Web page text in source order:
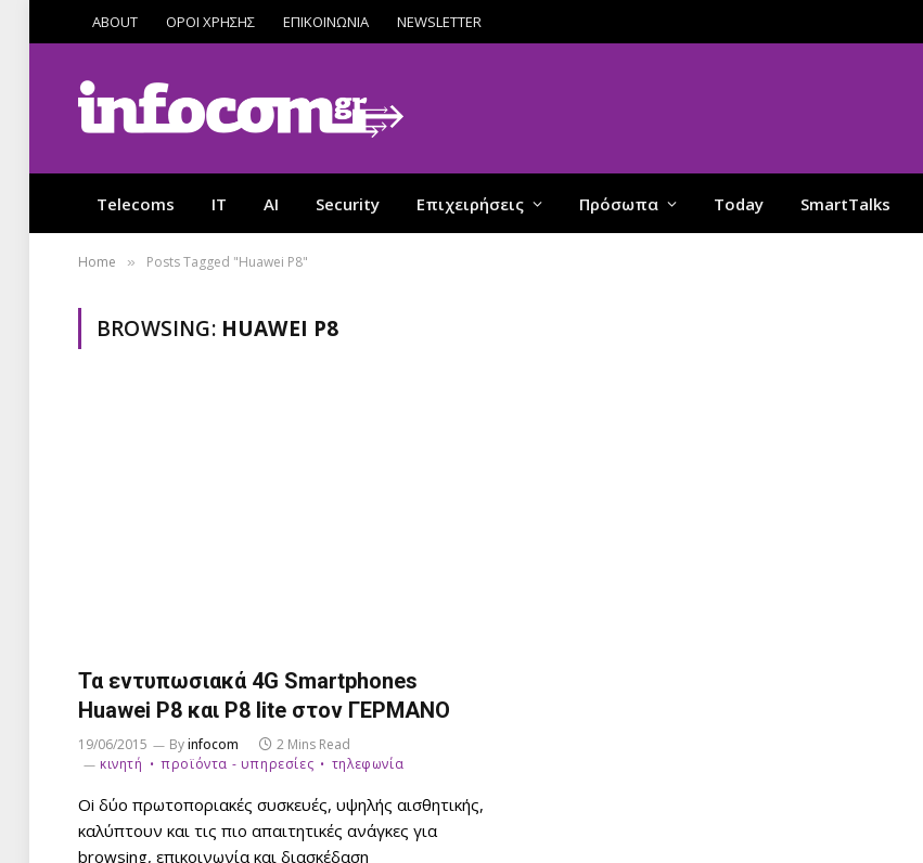
ABOUT ΟΡΟΙ ΧΡΗΣΗΣ ΕΠΙΚΟΙΝΩΝΙΑ NEWSLETTER
Telecoms IT AI Security Επιχειρήσεις Πρόσωπα Today SmartTalks
Home » Posts Tagged "Huawei P8"
BROWSING: HUAWEI P8
Τα εντυπωσιακά 4G Smartphones
Huawei P8 και P8 lite στον ΓΕΡΜΑΝΟ
19/06/2015 Byinfocom
2 Mins Read
κινητή
προϊόντα - υπηρεσίες τηλεφωνία
Oi δύο πρωτοποριακές συσκευές, υψηλής αισθητικής,
καλύπτουν και τις πιο απαιτητικές ανάγκες για
browsing, επικοινωνία και διασκέδαση